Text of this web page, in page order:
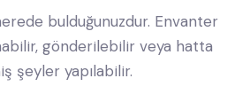
bulduğunuzdur. Envanter
gönderilebilir veya hatta
şeyler yapılabilir.